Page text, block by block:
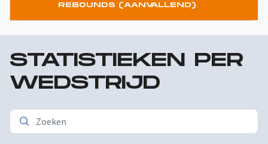
REBOUNDS (AANVALLEND)
STATISTIEKEN PER
WEDSTRIJD